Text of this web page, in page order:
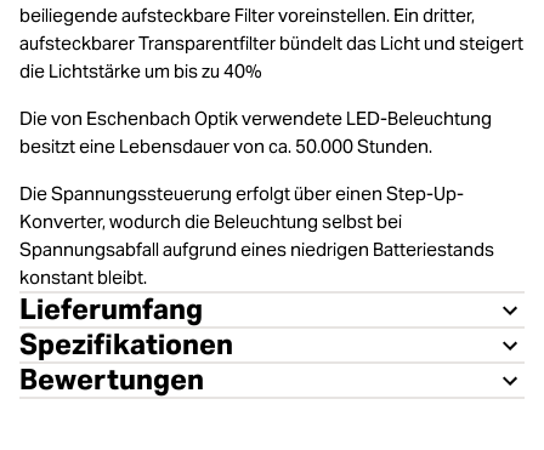
beiliegende aufsteckbare Filter voreinstellen. Ein dritter,
aufsteckbarer Transparentfilter bündelt das Licht und steigert
die Lichtstärke um bis zu 40%
Die von Eschenbach Optik verwendete LED-Beleuchtung
besitzt eine Lebensdauer von ca. 50.000 Stunden.
Die Spannungssteuerung erfolgt über einen Step-Up-
Konverter, wodurch die Beleuchtung selbst bei
Spannungsabfall aufgrund eines niedrigen Batteriestands
konstant bleibt.
Lieferumfang
Spezifikationen
Bewertungen